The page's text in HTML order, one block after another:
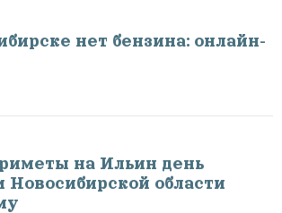
нет бензина: онлайн-
на Ильин день
Новосибирской области